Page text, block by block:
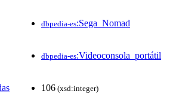
dbpedia-es:Sega_Nomad
dbpedia-es:Videoconsola_portátil
106 (xsd:integer)